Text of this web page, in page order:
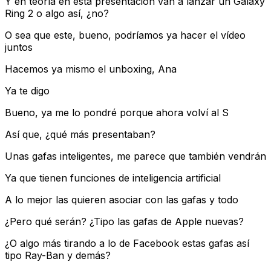
Ring 2 o algo así, ¿no?
O sea que este, bueno, podríamos ya hacer el vídeo
juntos
Hacemos ya mismo el unboxing, Ana
Ya te digo
Bueno, ya me lo pondré porque ahora volví al S
Así que, ¿qué más presentaban?
Unas gafas inteligentes, me parece que también vendrán
Ya que tienen funciones de inteligencia artificial
A lo mejor las quieren asociar con las gafas y todo
¿Pero qué serán? ¿Tipo las gafas de Apple nuevas?
¿O algo más tirando a lo de Facebook estas gafas así
tipo Ray-Ban y demás?